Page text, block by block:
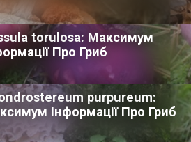
torulosa: Максимум
Про Гриб
purpureum:
Інформації Про Гриб